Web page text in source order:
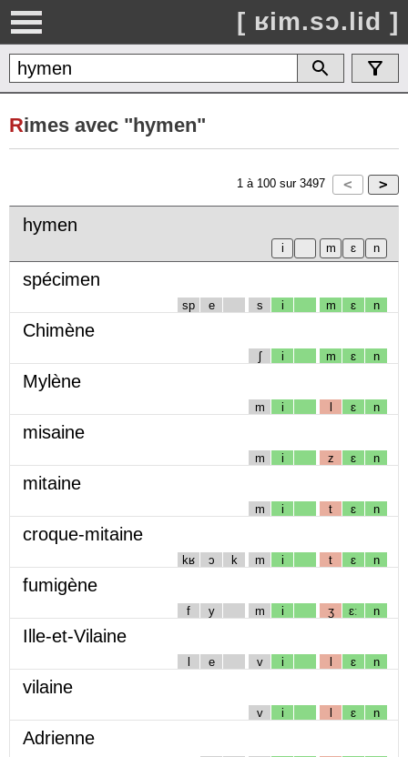
[ ʁim.sɔ.lid ]
Rimes avec "hymen"
1 à 100 sur 3497
hymen
spécimen
sp e s i m ɛ n
Chimène
ʃ i m ɛ n
Mylène
m i l ɛ n
misaine
m i z ɛ n
mitaine
m i t ɛ n
croque-mitaine
kʁ ɔ k m i t ɛ n
fumigène
f y m i ʒ ɛː n
Ille-et-Vilaine
l e v i l ɛ n
vilaine
v i l ɛ n
Adrienne